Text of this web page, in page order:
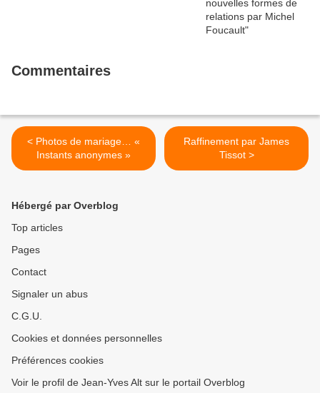
Commentaires
< Photos de mariage… «
Instants anonymes »
Raffinement par James
Tissot >
Hébergé par Overblog
Top articles
Pages
Contact
Signaler un abus
C.G.U.
Cookies et données personnelles
Préférences cookies
Voir le profil de Jean-Yves Alt sur le portail Overblog